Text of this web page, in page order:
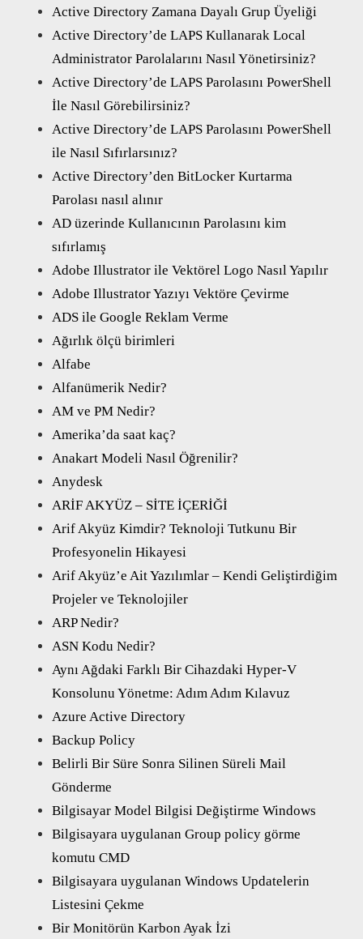
Active Directory Zamana Dayalı Grup Üyeliği
Active Directory’de LAPS Kullanarak Local
Administrator Parolalarını Nasıl Yönetirsiniz?
Active Directory’de LAPS Parolasını PowerShell
İle Nasıl Görebilirsiniz?
Active Directory’de LAPS Parolasını PowerShell
ile Nasıl Sıfırlarsınız?
Active Directory’den BitLocker Kurtarma
Parolası nasıl alınır
AD üzerinde Kullanıcının Parolasını kim
sıfırlamış
Adobe Illustrator ile Vektörel Logo Nasıl Yapılır
Adobe Illustrator Yazıyı Vektöre Çevirme
ADS ile Google Reklam Verme
Ağırlık ölçü birimleri
Alfabe
Alfanümerik Nedir?
AM ve PM Nedir?
Amerika’da saat kaç?
Anakart Modeli Nasıl Öğrenilir?
Anydesk
ARİF AKYÜZ – SİTE İÇERİĞİ
Arif Akyüz Kimdir? Teknoloji Tutkunu Bir
Profesyonelin Hikayesi
Arif Akyüz’e Ait Yazılımlar – Kendi Geliştirdiğim
Projeler ve Teknolojiler
ARP Nedir?
ASN Kodu Nedir?
Aynı Ağdaki Farklı Bir Cihazdaki Hyper-V
Konsolunu Yönetme: Adım Adım Kılavuz
Azure Active Directory
Backup Policy
Belirli Bir Süre Sonra Silinen Süreli Mail
Gönderme
Bilgisayar Model Bilgisi Değiştirme Windows
Bilgisayara uygulanan Group policy görme
komutu CMD
Bilgisayara uygulanan Windows Updatelerin
Listesini Çekme
Bir Monitörün Karbon Ayak İzi